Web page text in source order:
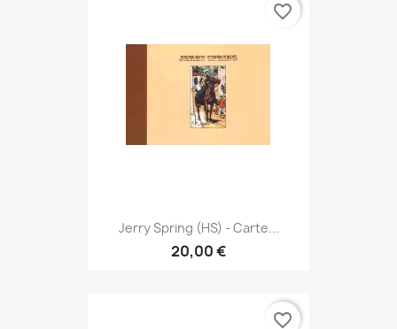
Jerry Spring (HS) - Carte...
20,00 €
favorite_border
favorite_border